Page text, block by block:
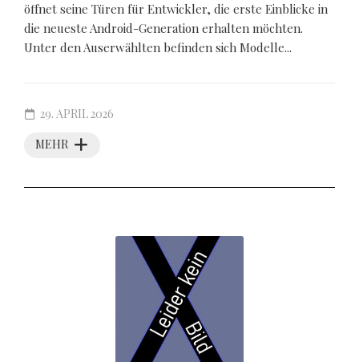
öffnet seine Türen für Entwickler, die erste Einblicke in
die neueste Android-Generation erhalten möchten.
Unter den Auserwählten befinden sich Modelle...
MEHR
29. APRIL 2026